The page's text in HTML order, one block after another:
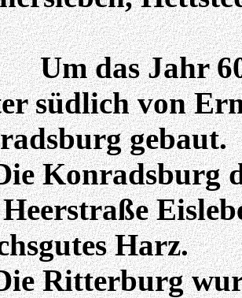
Um das Jahr
südlich von
gebaut.
Konradsburg
Harz.
Ritterburg